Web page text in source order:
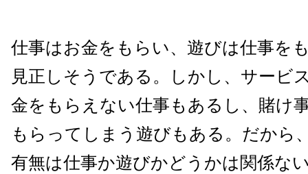
仕事はお金をもらい、遊びは仕事を
見正しそうである。しかし、サービ
金をもらえない仕事もあるし、賭け
もらってしまう遊びもある。だから
有無は仕事か遊びかどうかは関係な